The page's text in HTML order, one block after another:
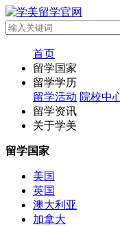
首页
留学国家
留学学历
留学活动 院校中
留学资讯
关于学美
留学国家
美国
英国
澳大利亚
加拿大